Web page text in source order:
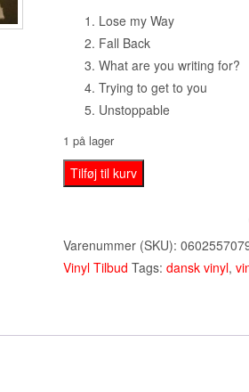
Lose my Way
Fall Back
What are you writing for?
Trying to get to you
Unstoppable
1 på lager
Dúné
–
-
Lp
(2016)
Tilføj til kurv
Varenummer (SKU):
Vinyl Tilbud Tags: dansk vinyl,